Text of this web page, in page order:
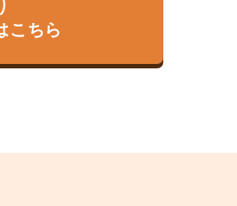
こちら